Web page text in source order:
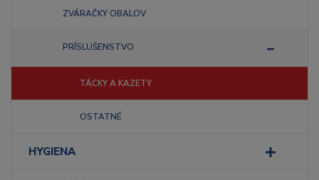
ZVÁRAČKY OBALOV
PRÍSLUŠENSTVO
TÁCKY A KAZETY
OSTATNÉ
HYGIENA